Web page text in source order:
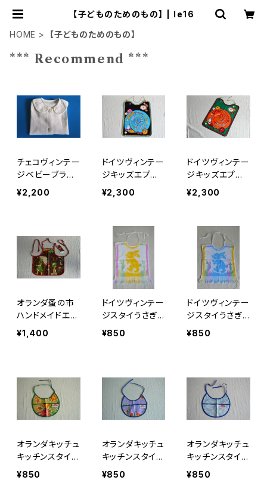
【子どものためのもの】 | le16
HOME
【子どものためのもの】
*** Recommend ***
チェコヴィンテー
ジベビーブラウ
ス
¥2,200
ドイツヴィンテー
ジキッズエプロ
ンa
¥2,300
ドイツヴィンテー
ジキッズエプロ
ンb
¥2,300
オランダ蚤の市
ハンドメイドエプ
ロン女の子こと
りうさぎa
¥1,400
ドイツヴィンテー
ジスタイうさぎ
黄色
¥850
ドイツヴィンテー
ジスタイうさぎ
水色
¥850
オランダキッチュ
キッチンスタイベ
ージュ
¥850
オランダキッチュ
キッチンスタイパ
ープル
¥850
オランダキッチュ
キッチンスタイレ
ース青
¥850